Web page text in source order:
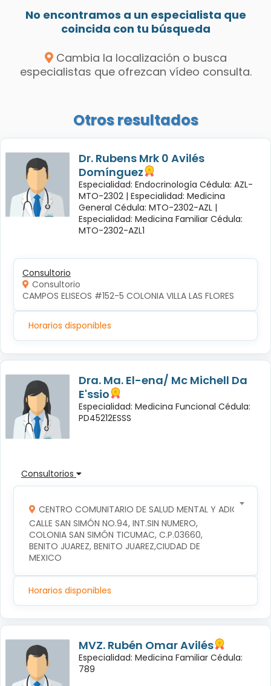
No encontramos a un especialista que
coincida con tu búsqueda
Cambia la localización o busca
especialistas que ofrezcan vídeo consulta.
Otros resultados
Dr. Rubens Mrk 0 Avilés
Domínguez
Especialidad: Endocrinología Cédula: AZL-
MTO-2302 | Especialidad: Medicina
General Cédula: MTO-2302-AZL |
Especialidad: Medicina Familiar Cédula:
MTO-2302-AZL1
Consultorio
Consultorio
CAMPOS ELISEOS #152-5 COLONIA VILLA LAS FLORES
Horarios disponibles
Dra. Ma. El-ena/ Mc Michell Da
E'ssio
Especialidad: Medicina Funcional Cédula:
PD45212ESSS
Consultorios
CENTRO COMUNITARIO DE SALUD MENTAL Y ADICCIONES
CALLE SAN SIMÓN NO.94, INT.SIN NUMERO,
COLONIA SAN SIMÓN TICUMAC, C.P.03660,
BENITO JUAREZ, BENITO JUAREZ,CIUDAD DE
MEXICO
Horarios disponibles
MVZ. Rubén Omar Avilés
Especialidad: Medicina Familiar Cédula:
789